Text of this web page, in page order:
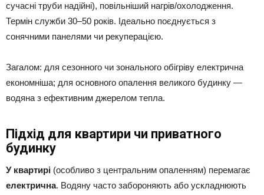
сучасні труби надійні), повільніший нагрів/охолодження.
Термін служби 30–50 років. Ідеально поєднується з
сонячними панелями чи рекуперацією.
Загалом: для сезонного чи зонального обігріву електрична
економніша; для основного опалення великого будинку —
водяна з ефективним джерелом тепла.
Підхід для квартири чи приватного
будинку
У квартирі (особливо з центральним опаленням) перемагає
електрична. Водяну часто забороняють або ускладнюють